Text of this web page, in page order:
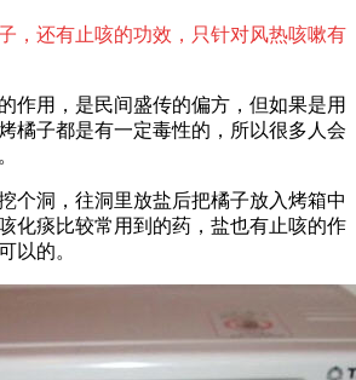
，还有止咳的功效，只针对风热咳嗽有
作用，是民间盛传的偏方，但如果是用
橘子都是有一定毒性的，所以很多人会
个洞，往洞里放盐后把橘子放入烤箱中
化痰比较常用到的药，盐也有止咳的作
以的。